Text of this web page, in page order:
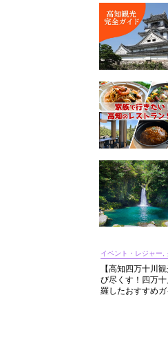
イベント・レジャー,
【高知四万十川
び尽くす！四万
羅したおすすめガ